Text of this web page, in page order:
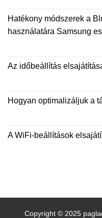
Hatékony módszerek a
használatára Samsung
Az időbeállítás
Hogyan optimalizáljuk a
A WiFi-beállítások
Copyright © 2025